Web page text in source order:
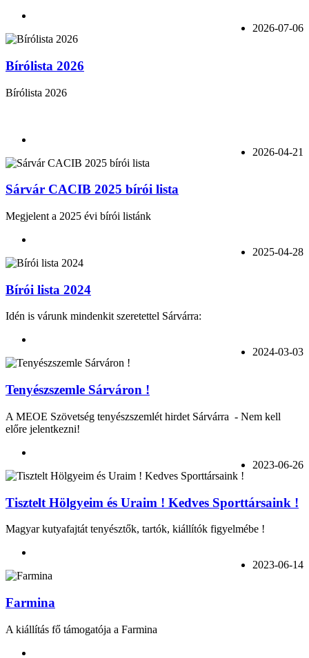
2026-07-06
Bírólista 2026
Bírólista 2026
2026-04-21
Sárvár CACIB 2025 bírói lista
Megjelent a 2025 évi bírói listánk
2025-04-28
Bírói lista 2024
Idén is várunk mindenkit szeretettel Sárvárra:
2024-03-03
Tenyészszemle Sárváron !
A MEOE Szövetség tenyészszemlét hirdet Sárvárra - Nem kell
előre jelentkezni!
2023-06-26
Tisztelt Hölgyeim és Uraim ! Kedves Sporttársaink !
Magyar kutyafajtát tenyésztők, tartók, kiállítók figyelmébe !
2023-06-14
Farmina
A kiállítás fő támogatója a Farmina